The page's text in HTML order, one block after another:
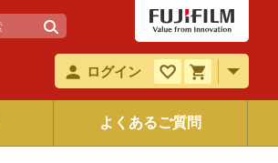
ログイン
よくあるご質問